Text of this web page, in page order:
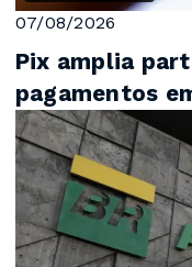
07/08/2026
Pix amplia
pagamentos